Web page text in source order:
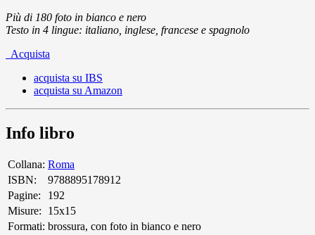
Più di 180 foto in bianco e nero
Testo in 4 lingue: italiano, inglese, francese e spagnolo
Acquista
acquista su IBS
acquista su Amazon
Info libro
Collana: Roma
ISBN:
9788895178912
Pagine:
192
Misure:
15x15
Formati: brossura, con foto in bianco e nero